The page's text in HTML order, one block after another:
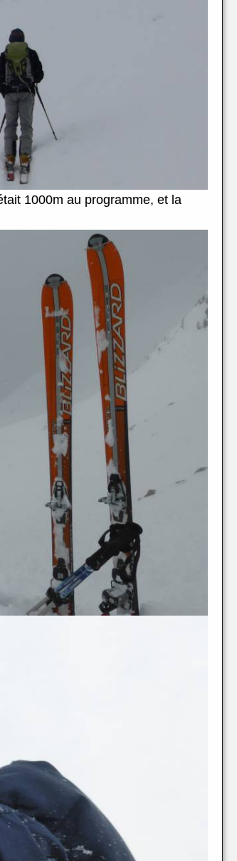
1000m au programme, et la